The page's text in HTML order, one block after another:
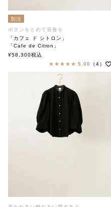
別注
ボタンをとめて昼食を
「カフェ ド シトロン」
「Cafe de Citron」
soutiencollar(ステンカラー)
¥58,300税込
5.00
（4）